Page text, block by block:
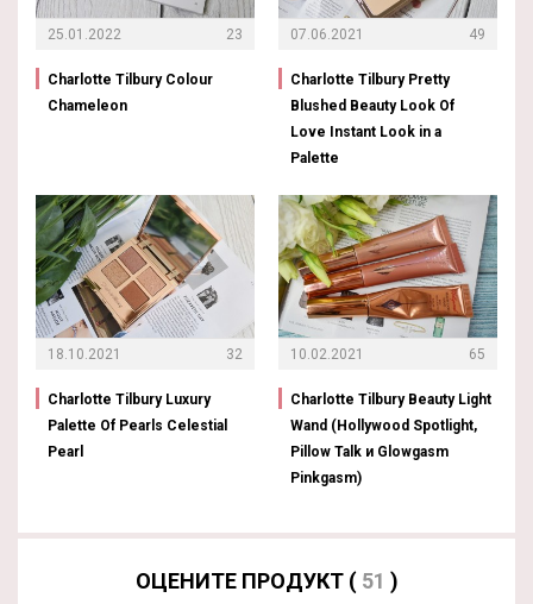
25.01.2022 23
Charlotte Tilbury Colour
Chameleon
18.10.2021 32
Charlotte Tilbury Luxury
Palette Of Pearls Celestial
Pearl
07.06.2021 49
Charlotte Tilbury Pretty
Blushed Beauty Look Of
Love Instant Look in a
Palette
10.02.2021 65
Charlotte Tilbury Beauty Light
Wand (Hollywood Spotlight,
Pillow Talk и Glowgasm
Pinkgasm)
ОЦЕНИТЕ ПРОДУКТ ( 51 )